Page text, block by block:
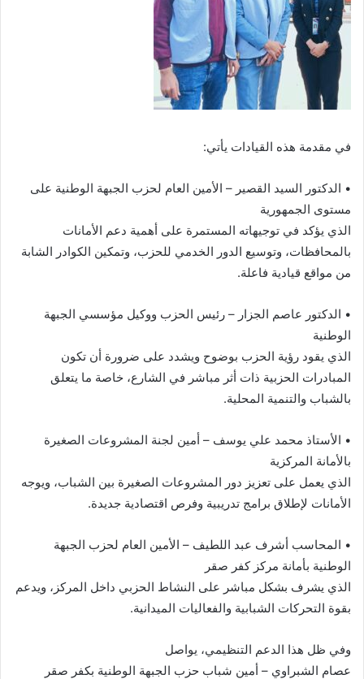
في مقدمة هذه القيادات يأتي:
• الدكتور السيد القصير – الأمين العام لحزب الجبهة الوطنية على
مستوى الجمهورية
الذي يؤكد في توجيهاته المستمرة على أهمية دعم الأمانات
بالمحافظات، وتوسيع الدور الخدمي للحزب، وتمكين الكوادر الشابة
من مواقع قيادية فاعلة.
• الدكتور عاصم الجزار – رئيس الحزب ووكيل مؤسسي الجبهة
الوطنية
الذي يقود رؤية الحزب بوضوح ويشدد على ضرورة أن تكون
المبادرات الحزبية ذات أثر مباشر في الشارع، خاصة ما يتعلق
بالشباب والتنمية المحلية.
• الأستاذ محمد علي يوسف – أمين لجنة المشروعات الصغيرة
بالأمانة المركزية
الذي يعمل على تعزيز دور المشروعات الصغيرة بين الشباب، ويوجه
الأمانات لإطلاق برامج تدريبية وفرص اقتصادية جديدة.
• المحاسب أشرف عبد اللطيف – الأمين العام لحزب الجبهة
الوطنية بأمانة مركز كفر صقر
الذي يشرف بشكل مباشر على النشاط الحزبي داخل المركز، ويدعم
بقوة التحركات الشبابية والفعاليات الميدانية.
وفي ظل هذا الدعم التنظيمي، يواصل
عصام الشبراوي – أمين شباب حزب الجبهة الوطنية بكفر صقر